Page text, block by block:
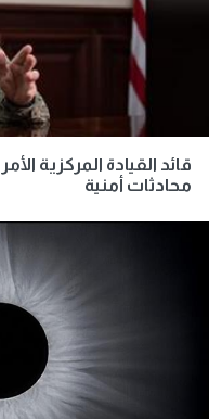
قائد القيادة المركزية
محادثات أمنية